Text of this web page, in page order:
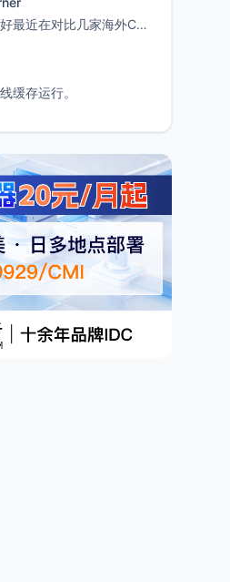
好文章，正好最近在对比几家海外CDN。文中提到CF免费版不支持自定义回源端口和HOST这个痛点太真实
缓存运行。